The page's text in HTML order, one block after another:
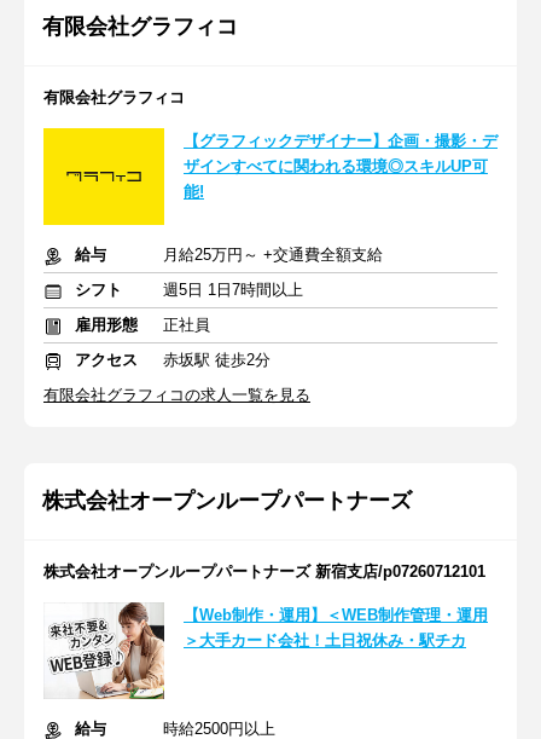
有限会社グラフィコ
有限会社グラフィコ
【グラフィックデザイナー】企画・撮影・デ
ザインすべてに関われる環境◎スキルUP可
能!
給与
月給25万円～ +交通費全額支給
シフト
週5日 1日7時間以上
雇用形態
正社員
アクセス
赤坂駅 徒歩2分
有限会社グラフィコの求人一覧を見る
株式会社オープンループパートナーズ
株式会社オープンループパートナーズ 新宿支店/p07260712101
【Web制作・運用】＜WEB制作管理・運用
＞大手カード会社！土日祝休み・駅チカ
給与
時給2500円以上